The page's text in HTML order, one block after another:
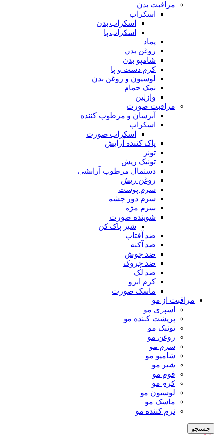
مراقبت بدن
اسکراب
اسکراب بدن
اسکراب پا
پماد
روغن بدن
شامپو بدن
کرم دست و پا
لوسیون و روغن بدن
نمک حمام
وازلین
مراقبت صورت
آبرسان و مرطوب کننده
اسکراب
اسکراب صورت
پاک کننده آرایش
تونر
تونیک ریش
دستمال مرطوب آرایشی
روغن ریش
سرم پوست
سرم دور چشم
سرم مژه
شوینده صورت
شیر پاک کن
ضد آفتاب
ضد آکنه
ضد جوش
ضد چروک
ضد لک
کرم ابرو
ماسک صورت
مراقبت از مو
اسپری مو
پرپشت کننده مو
تونیک مو
روغن مو
سرم مو
شامپو مو
شیر مو
فوم مو
کرم مو
لوسیون مو
ماسک مو
نرم کننده مو
جستجو